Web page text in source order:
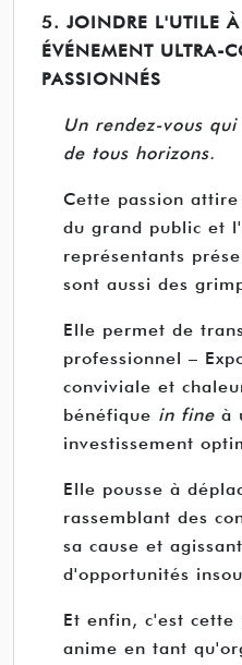
5. JOINDRE L'UTILE
ÉVÉNEMENT ULTRA-
PASSIONNÉS
Un rendez-vous
de tous horizons.
Cette passion
du grand public et
représentants
sont aussi des
Elle permet de
professionnel –
conviviale et
bénéfique in fine à
investissement
Elle pousse à
rassemblant des
sa cause et
d'opportunités
Et enfin, c'est cette
anime en tant